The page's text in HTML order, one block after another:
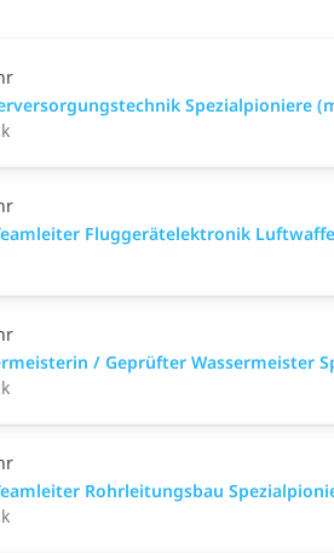
Spezialpioniere
Fluggerätelektronik
/ Geprüfter Wassermeister
Rohrleitungsbau